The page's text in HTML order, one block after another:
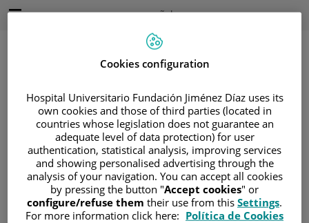
Buscar
Selector
de
idioma
Idioma
Español
Inicio/ÁREA DEL PACIENTE
/SOBRE EL CÁNCER
INFORMACIÓN Y SOPORTE AL PACIENTE
/TIPOS DE CÁNCER
Cookies configuration
Hospital Universitario Fundación Jiménez Díaz uses its
own cookies and those of third parties (located in
countries whose legislation does not guarantee an
adequate level of data protection) for user
authentication, statistical analysis, improving services
and showing personalised advertising through the
analysis of your navigation. You can accept all cookies
by pressing the button "Accept cookies" or
configure/refuse them their use from this Settings.
For more information click here: Política de Cookies